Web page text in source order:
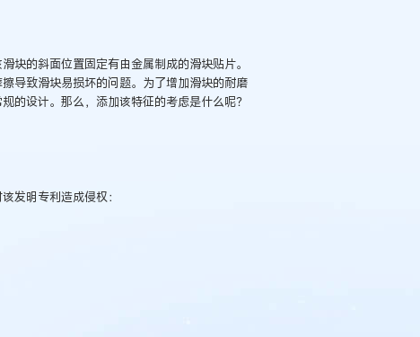
块的斜面位置固定有由金属制成的滑块贴片。
导致滑块易损坏的问题。为了增加滑块的耐磨
的设计。那么，添加该特征的考虑是什么呢？
发明专利造成侵权：